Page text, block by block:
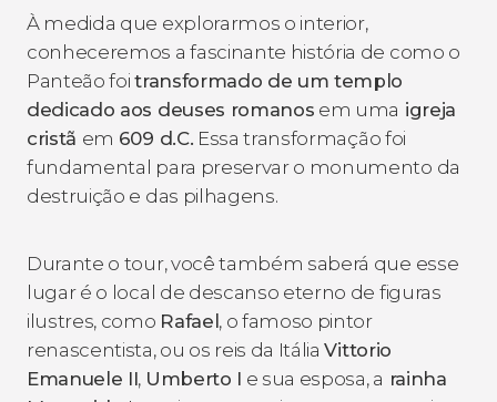
À medida que explorarmos o interior,
conheceremos a fascinante história de como o
Panteão foitransformado de um templo
dedicado aos deuses romanos em uma igreja
cristã em 609 d.C. Essa transformação foi
fundamental para preservar o monumento da
destruição e das pilhagens.
Durante o tour, você também saberá que esse
lugar é o local de descanso eterno de figuras
ilustres, como Rafael, o famoso pintor
renascentista, ou os reis da ItáliaVittorio
Emanuele II, Umberto I e sua esposa, a rainha